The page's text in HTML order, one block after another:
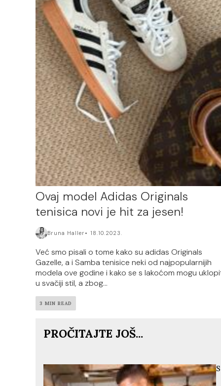
Ovaj model Adidas Originals
tenisica novi je hit za jesen!
Bruna Haller 18.10.2023.
Već smo pisali o tome kako su adidas Originals
Gazelle, a i Samba tenisice neki od najpopularnijih
modela ove godine i kako se s lakoćom mogu
u svačiji stil, a zbog...
3 MIN READ
PROČITAJTE JOŠ...